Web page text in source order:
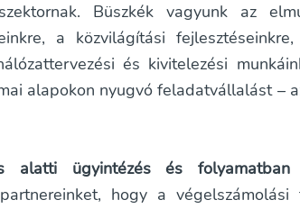
Büszkék vagyunk az
a közvilágítási
és kivitelezési
alapokon nyugvó feladatvállalást –
alatti ügyintézés és folyamatban
hogy a végelszámolási